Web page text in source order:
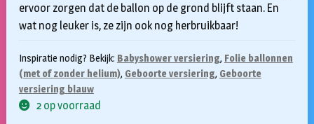
ervoor zorgen dat de ballon op de grond blijft staan. En
wat nog leuker is, ze zijn ook nog herbruikbaar!
Inspiratie nodig? Bekijk: Babyshower versiering, Folie ballonnen
(met of zonder helium), Geboorte versiering, Geboorte
versiering blauw
2 op voorraad